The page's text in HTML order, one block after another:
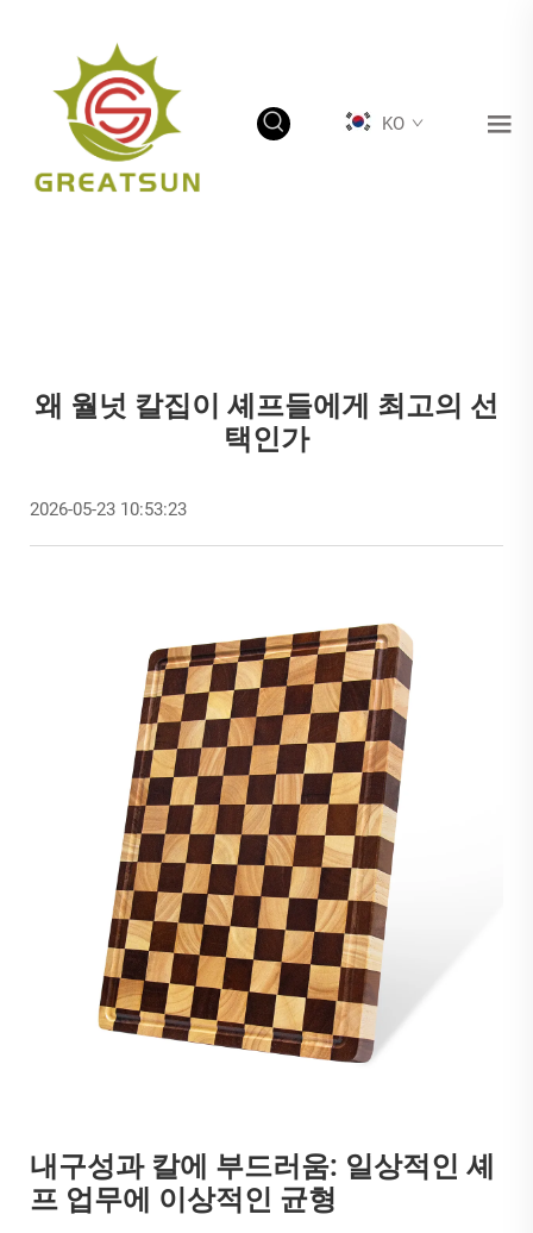
KO
왜 월넛 칼집이 셰프들에게 최고의 선
택인가
2026-05-23 10:53:23
내구성과 칼에 부드러움: 일상적인 셰
프 업무에 이상적인 균형